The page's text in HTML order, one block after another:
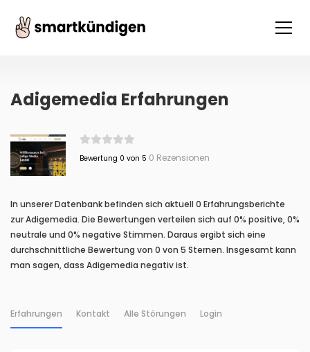
Adigemedia Erfahrungen
Bewertung 0 von 5 0 Rezensionen
In unserer Datenbank befinden sich aktuell 0 Erfahrungsberichte
zur Adigemedia. Die Bewertungen verteilen sich auf 0% positive, 0%
neutrale und 0% negative Stimmen. Daraus ergibt sich eine
durchschnittliche Bewertung von 0 von 5 Sternen. Insgesamt kann
man sagen, dass Adigemedia negativ ist.
Erfahrungen Kontakt Alle Störungen Login